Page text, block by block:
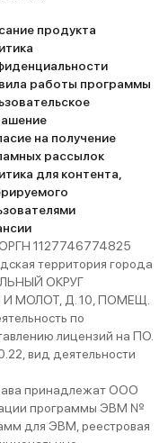
продукта
работы программы
на получение
рассылок
для контента,
1127746774825
территория города
ОКРУГ
МОЛОТ, Д. 10, ПОМЕЩ.
по
лицензий на ПО.
вид деятельности
принадлежат ООО
программы ЭВМ №
для ЭВМ, реестровая